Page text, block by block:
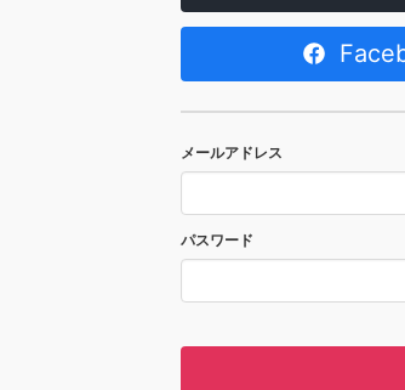
メールアドレス
パスワード